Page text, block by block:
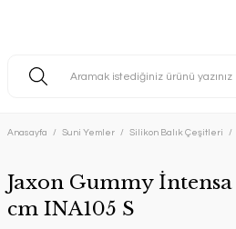
Anasayfa Suni Yemler Silikon Balık Çeşitleri
Jaxon Gummy İntensa
cm INA105 S